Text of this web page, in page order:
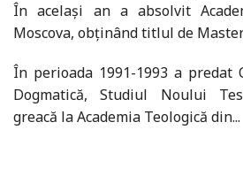
În acelaşi an a absolvit
Moscova, obţinând titlul de
În perioada 1991-1993 a predat
Dogmatică, Studiul Noului
greacă la Academia Teologică din...